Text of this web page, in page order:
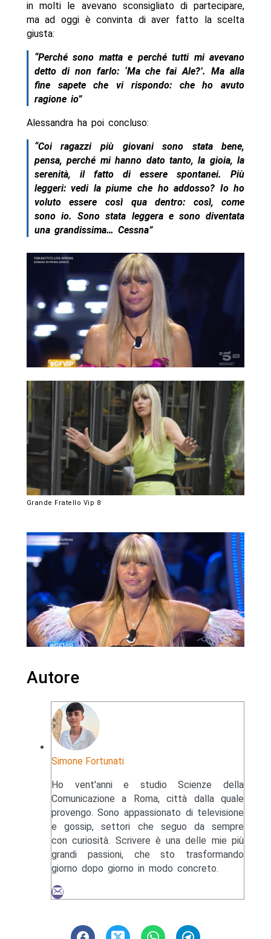
in molti le avevano sconsigliato di partecipare,
ma ad oggi è convinta di aver fatto la scelta
giusta:
“Perché sono matta e perché tutti mi avevano
detto di non farlo: ‘Ma che fai Ale?’. Ma alla
fine sapete che vi rispondo: che ho avuto
ragione io”
Alessandra ha poi concluso:
“Coi ragazzi più giovani sono stata bene,
pensa, perché mi hanno dato tanto, la gioia, la
serenità, il fatto di essere spontanei. Più
leggeri: vedi la piume che ho addosso? Io ho
voluto essere così qua dentro: così, come
sono io. Sono stata leggera e sono diventata
una grandissima… Cessna”
Grande Fratello Vip 8
Autore
Simone Fortunati
Ho vent'anni e studio Scienze della
Comunicazione a Roma, città dalla quale
provengo. Sono appassionato di televisione
e gossip, settori che seguo da sempre
con curiosità. Scrivere è una delle mie più
grandi passioni, che sto trasformando
giorno dopo giorno in modo concreto.